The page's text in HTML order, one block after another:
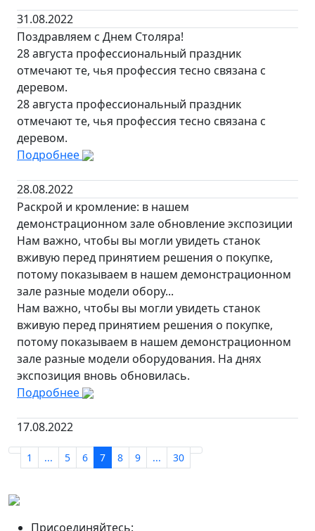
31.08.2022
Поздравляем с Днем Столяра!
28 августа профессиональный праздник
отмечают те, чья профессия тесно связана с
деревом.
28 августа профессиональный праздник
отмечают те, чья профессия тесно связана с
деревом.
Подробнее
28.08.2022
Раскрой и кромление: в нашем
демонстрационном зале обновление экспозиции
Нам важно, чтобы вы могли увидеть станок
вживую перед принятием решения о покупке,
потому показываем в нашем демонстрационном
зале разные модели обору...
Нам важно, чтобы вы могли увидеть станок
вживую перед принятием решения о покупке,
потому показываем в нашем демонстрационном
зале разные модели оборудования. На днях
экспозиция вновь обновилась.
Подробнее
17.08.2022
1 ... 5 6 7 8 9 ... 30
Присоединяйтесь: